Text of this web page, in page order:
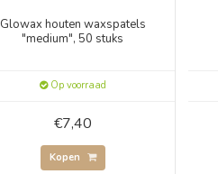
Glowax houten waxspatels
"medium", 50 stuks
Op voorraad
€7,40
Kopen